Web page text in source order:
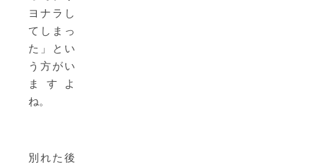
ヨナラし
てしまっ
た」とい
う方がい
ますよ
ね。
別れた後